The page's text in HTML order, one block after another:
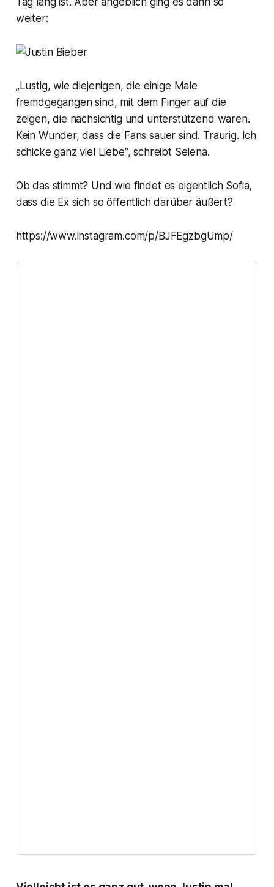
weiter:
„Lustig, wie diejenigen, die einige Male
fremdgegangen sind, mit dem Finger auf die
zeigen, die nachsichtig und unterstützend waren.
Kein Wunder, dass die Fans sauer sind. Traurig. Ich
schicke ganz viel Liebe“, schreibt Selena.
Ob das stimmt? Und wie findet es eigentlich Sofia,
dass die Ex sich so öffentlich darüber äußert?
https://www.instagram.com/p/BJFEgzbgUmp/